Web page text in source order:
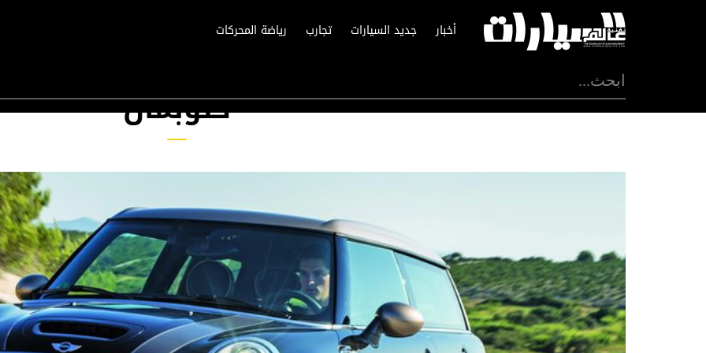
أخبار جديد السيارات تجارب رياضة المحركات
كلوبمان